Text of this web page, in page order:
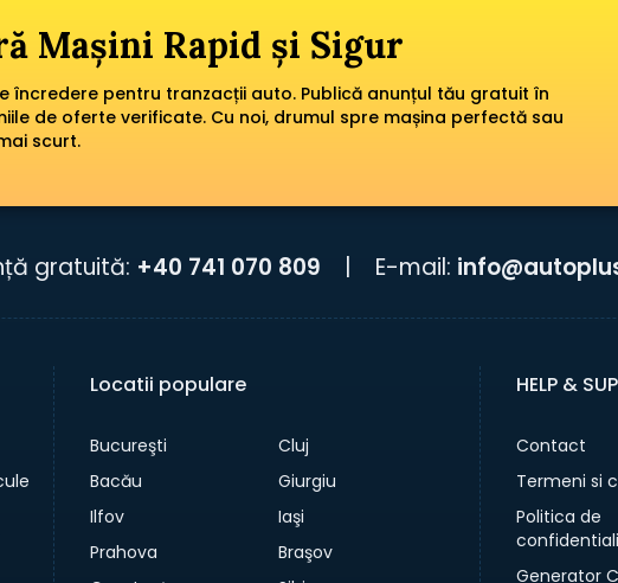
Mașini Rapid și Sigur
încredere pentru tranzacții auto. Publică anunțul tău gratuit în
de oferte verificate. Cu noi, drumul spre mașina perfectă sau
scurt.
gratuită: +40 741 070 809 E-mail:
Locatii populare
Bucureşti
Cluj
Bacău
Giurgiu
Ilfov
Iaşi
Prahova
Braşov
HELP &
Contact
Termeni si
Politica de
Generator